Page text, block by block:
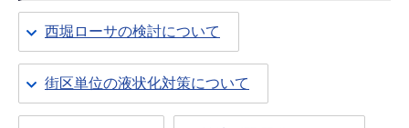
西堀ローサの検討について
街区単位の液状化対策について